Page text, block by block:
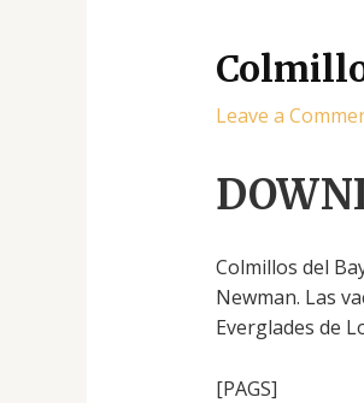
Leave a
Colmillos del
Newman. Las
Everglades de
[PAGS]